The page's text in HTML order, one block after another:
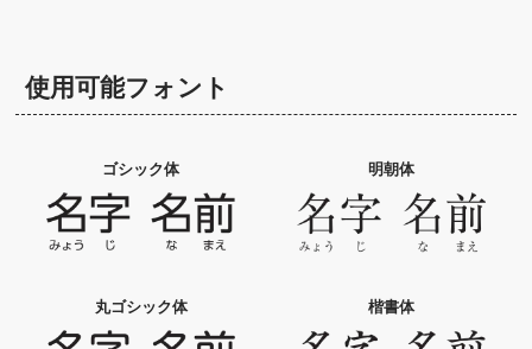
使用可能フォント
ゴシック体 明朝体
丸ゴシック体 楷書体